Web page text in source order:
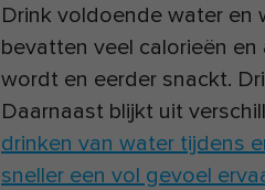
Drink voldoende water en
bevatten veel calorieën
wordt en eerder snackt.
Daarnaast blijkt uit
drinken van water tijdens
sneller een vol gevoel